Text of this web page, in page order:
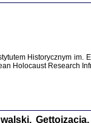
JEST POSIADAĆ
Historycznym im.
Holocaust Research